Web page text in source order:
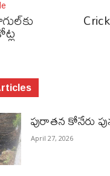
పురాత‌న కోనేరు
April 27, 2026